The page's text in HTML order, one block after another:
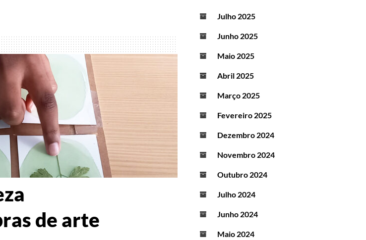
de arte
Julho 2025
Junho 2025
Maio 2025
Abril 2025
Março 2025
Fevereiro 2025
Dezembro 2024
Novembro 2024
Outubro 2024
Julho 2024
Junho 2024
Maio 2024